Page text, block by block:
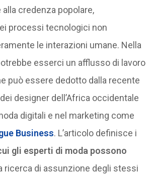
credenza popolare,
processi tecnologici non
le interazioni umane. Nella
esserci un afflusso di lavoro
può essere dedotto dalla recente
designer dell’Africa occidentale
digitali e nel marketing come
Business. L’articolo definisce i
gli esperti di moda possono
ricerca di assunzione degli stessi